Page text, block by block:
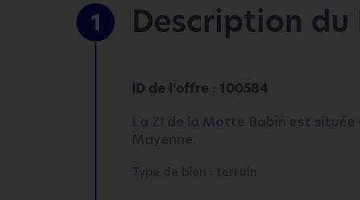
1 Description du
ID de l'offre : 100584
La ZI de la Motte Babin est
Mayenne.
Type de bien : terrain